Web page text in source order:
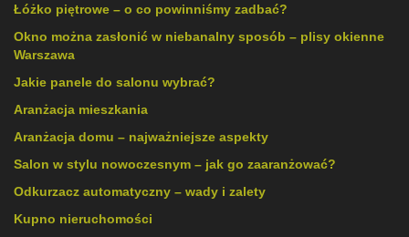
Łóżko piętrowe – o co powinniśmy zadbać?
Okno można zasłonić w niebanalny sposób – plisy okienne
Warszawa
Jakie panele do salonu wybrać?
Aranżacja mieszkania
Aranżacja domu – najważniejsze aspekty
Salon w stylu nowoczesnym – jak go zaaranżować?
Odkurzacz automatyczny – wady i zalety
Kupno nieruchomości